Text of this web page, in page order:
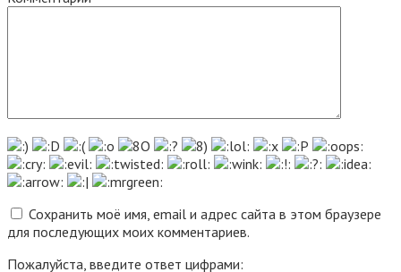
Сохранить моё имя, email и адрес сайта в этом браузере
для последующих моих комментариев.
Пожалуйста, введите ответ цифрами: